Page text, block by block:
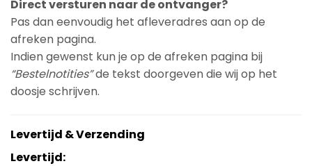
Direct versturen naar de ontvanger?
Pas dan eenvoudig het afleveradres aan op de
afreken pagina.
Indien gewenst kun je op de afreken pagina bij
“Bestelnotities”de tekst doorgeven die wij op het
doosje schrijven.
Levertijd & Verzending
Levertijd: